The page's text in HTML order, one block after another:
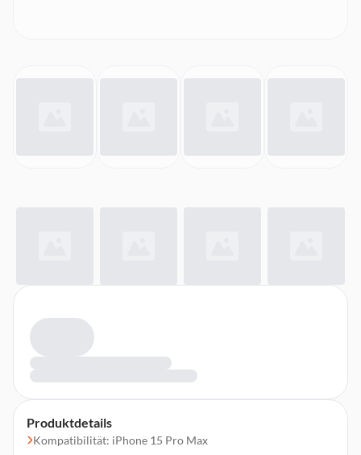
Produktdetails
Kompatibilität: iPhone 15 Pro Max